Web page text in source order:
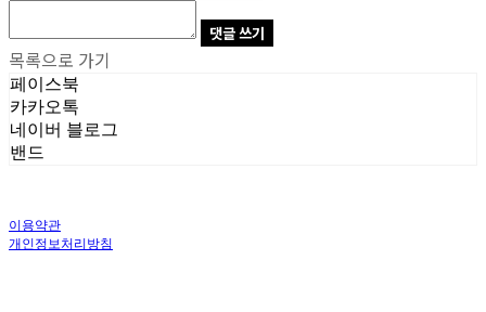
댓글 쓰기
목록으로 가기
페이스북
카카오톡
네이버 블로그
밴드
이용약관
개인정보처리방침